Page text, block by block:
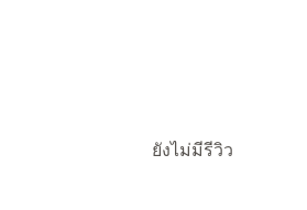
ยังไม่มีรีวิว